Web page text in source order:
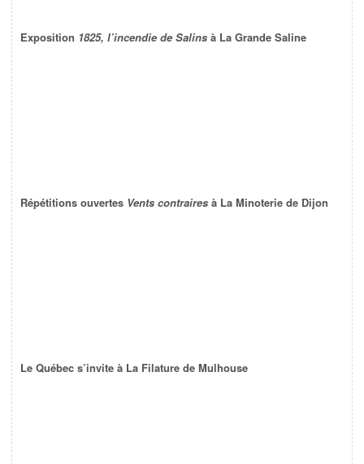
Exposition 1825, l’incendie de Salins à La Grande Saline
Répétitions ouvertes Vents contraires à La Minoterie de Dijon
Le Québec s’invite à La Filature de Mulhouse